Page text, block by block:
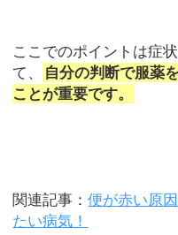
ここでのポイントは症
て、
自分の判断で服薬
ことが重要です。
関連記事：便が赤い原
たい病気！